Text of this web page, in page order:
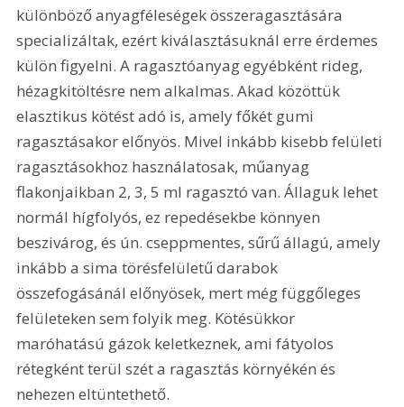
különböző anyagféleségek összeragasztására
specializáltak, ezért kiválasztásuknál erre érdemes
külön figyelni. A ragasztóanyag egyébként rideg,
hézagkitöltésre nem alkalmas. Akad közöttük
elasztikus kötést adó is, amely főkét gumi
ragasztásakor előnyös. Mivel inkább kisebb felületi
ragasztásokhoz használatosak, műanyag
flakonjaikban 2, 3, 5 ml ragasztó van. Állaguk lehet
normál hígfolyós, ez repedésekbe könnyen
beszivárog, és ún. cseppmentes, sűrű állagú, amely
inkább a sima törésfelületű darabok
összefogásánál előnyösek, mert még függőleges
felületeken sem folyik meg. Kötésükkor
maróhatású gázok keletkeznek, ami fátyolos
rétegként terül szét a ragasztás környékén és
nehezen eltüntethető.